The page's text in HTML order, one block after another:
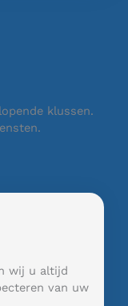
klussen.
wij u altijd
van uw